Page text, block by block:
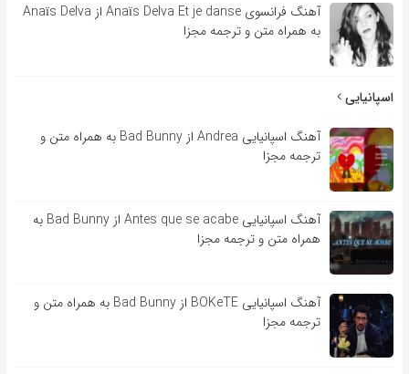
آهنگ فرانسوی Anaïs Delva Et je danse از Anaïs Delva
به همراه متن و ترجمه مجزا
اسپانیایی
آهنگ اسپانیایی Andrea از Bad Bunny به همراه متن و
ترجمه مجزا
آهنگ اسپانیایی Antes que se acabe از Bad Bunny به
همراه متن و ترجمه مجزا
آهنگ اسپانیایی BOKeTE از Bad Bunny به همراه متن و
ترجمه مجزا